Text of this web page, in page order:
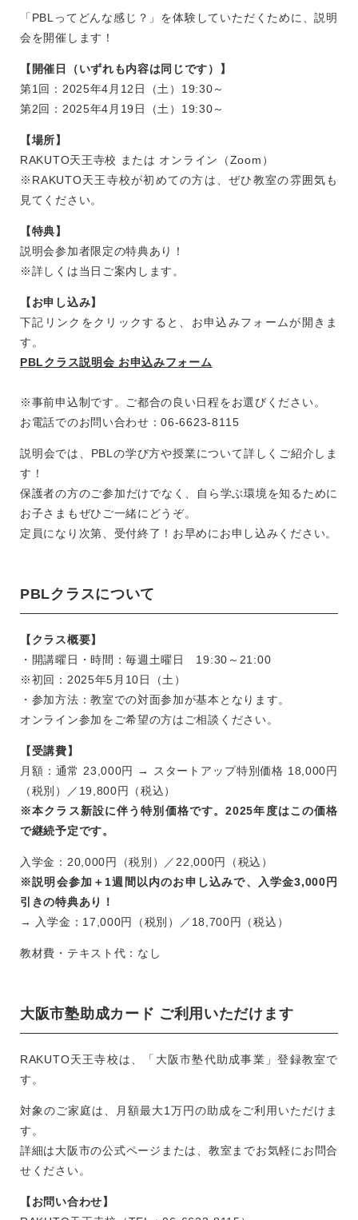
「PBLってどんな感じ？」を体験していただくために、説明
会を開催します！
【開催日（いずれも内容は同じです）】
第1回：2025年4月12日（土）19:30～
第2回：2025年4月19日（土）19:30～
【場所】
RAKUTO天王寺校 または オンライン（Zoom）
※RAKUTO天王寺校が初めての方は、ぜひ教室の雰囲気も
見てください。
【特典】
説明会参加者限定の特典あり！
※詳しくは当日ご案内します。
【お申し込み】
下記リンクをクリックすると、お申込みフォームが開きま
す。
PBLクラス説明会 お申込みフォーム
※事前申込制です。ご都合の良い日程をお選びください。
お電話でのお問い合わせ：06-6623-8115
説明会では、PBLの学び方や授業について詳しくご紹介しま
す！
保護者の方のご参加だけでなく、自ら学ぶ環境を知るために
お子さまもぜひご一緒にどうぞ。
定員になり次第、受付終了！お早めにお申し込みください。
PBLクラスについて
【クラス概要】
・開講曜日・時間：毎週土曜日 19:30～21:00
※初回：2025年5月10日（土）
・参加方法：教室での対面参加が基本となります。
オンライン参加をご希望の方はご相談ください。
【受講費】
月額：通常 23,000円 → スタートアップ特別価格 18,000円
（税別）／19,800円（税込）
※本クラス新設に伴う特別価格です。2025年度はこの価格
で継続予定です。
入学金：20,000円（税別）／22,000円（税込）
※説明会参加＋1週間以内のお申し込みで、入学金3,000円
引きの特典あり！
→ 入学金：17,000円（税別）／18,700円（税込）
教材費・テキスト代：なし
大阪市塾助成カード ご利用いただけます
RAKUTO天王寺校は、「大阪市塾代助成事業」登録教室で
す。
対象のご家庭は、月額最大1万円の助成をご利用いただけま
す。
詳細は大阪市の公式ページまたは、教室までお気軽にお問合
せください。
【お問い合わせ】